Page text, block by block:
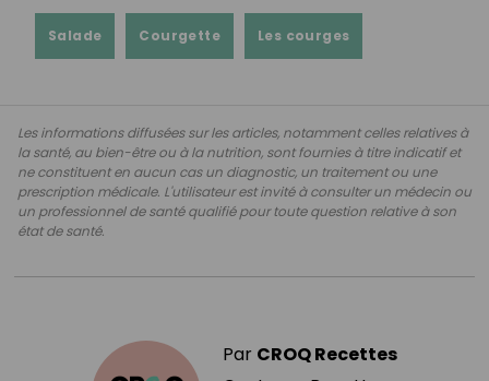
Salade Courgette Les courges
Les informations diffusées sur les articles, notamment celles relatives à
la santé, au bien-être ou à la nutrition, sont fournies à titre indicatif et
ne constituent en aucun cas un diagnostic, un traitement ou une
prescription médicale. L'utilisateur est invité à consulter un médecin ou
un professionnel de santé qualifié pour toute question relative à son
état de santé.
Par CROQ Recettes